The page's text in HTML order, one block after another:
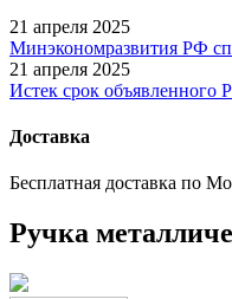
21 апреля 2025
Минэкономразвития РФ
21 апреля 2025
Истек срок объявленного
Доставка
Бесплатная доставка по
Ручка